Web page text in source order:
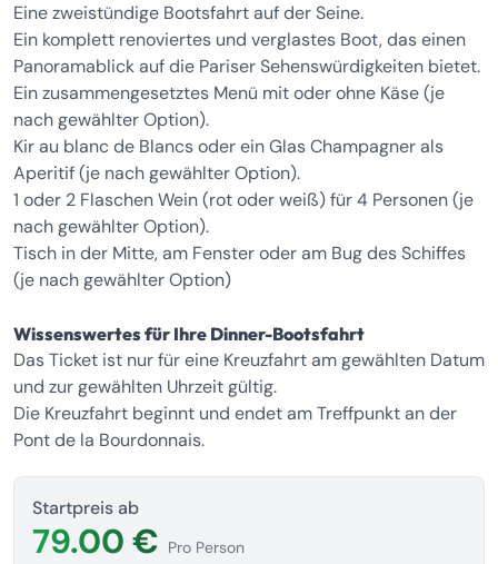
Eine zweistündige Bootsfahrt auf der Seine.
Ein komplett renoviertes und verglastes Boot, das einen
Panoramablick auf die Pariser Sehenswürdigkeiten bietet.
Ein zusammengesetztes Menü mit oder ohne Käse (je
nach gewählter Option).
Kir au blanc de Blancs oder ein Glas Champagner als
Aperitif (je nach gewählter Option).
1 oder 2 Flaschen Wein (rot oder weiß) für 4 Personen (je
nach gewählter Option).
Tisch in der Mitte, am Fenster oder am Bug des Schiffes
(je nach gewählter Option)
Wissenswertes für Ihre Dinner-Bootsfahrt
Das Ticket ist nur für eine Kreuzfahrt am gewählten Datum
und zur gewählten Uhrzeit gültig.
Die Kreuzfahrt beginnt und endet am Treffpunkt an der
Pont de la Bourdonnais.
Startpreis ab
79.00 € Pro Person